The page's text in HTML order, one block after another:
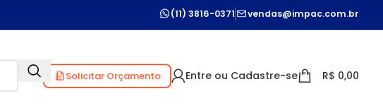
(11) 3816-0371 vendas@impac.com.br
Solicitar Orçamento Entre ou Cadastre-se R$ 0,00